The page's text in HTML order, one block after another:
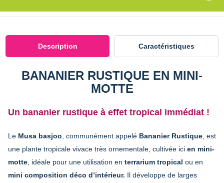
Description Caractéristiques
BANANIER RUSTIQUE EN MINI-
MOTTE
Un bananier rustique à effet tropical immédiat !
Le Musa basjoo , communément appelé Bananier Rustique , est
une plante tropicale vivace très ornementale, cultivée ici en mini-
motte , idéale pour une utilisation en terrarium tropical ou en
mini composition déco d’intérieur. Il développe de larges